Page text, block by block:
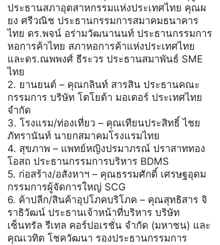
ประธานสภาอุตสาหกรรมแห่งประเทศไทย คุณผ
ยง ศรีวณิช ประธานกรรมการสมาคมธนาคาร
ไทย ดร.พจน์ อร่ามวัฒนานนท์ ประธานกรรมการ
หอการค้าไทย สภาหอการค้าแห่งประเทศไทย
และดร.ณพพงศ์ ธีระวร ประธานสมาพันธ์ SME
ไทย
2. ยานยนต์ – คุณกลินท์ สารสิน ประธานคณะ
กรรมการ บริษัท โตโยต้า มอเตอร์ ประเทศไทย
จำกัด
3. โรงแรม/ท่องเที่ยว – คุณเทียนประสิทธิ์ ไชย
ภัทรานันท์ นายกสมาคมโรงแรมไทย
4. สุขภาพ – แพทย์หญิงปรมาภรณ์ ปราสาททอง
โอสถ ประธานกรรมการบริหาร BDMS
5. ก่อสร้าง/อสังหาฯ – คุณธรรมศักดิ์ เศรษฐอุดม
กรรมการผู้จัดการใหญ่ SCG
6. ค้าปลีก/สินค้าอุปโภคบริโภค – คุณสุทธิสาร จิ
ราธิวัฒน์ ประธานเจ้าหน้าที่บริหาร บริษัท
เซ็นทรัล รีเทล คอร์ปอเรชั่น จำกัด (มหาชน) และ
คุณเวทิต โชควัฒนา รองประธานกรรมการ